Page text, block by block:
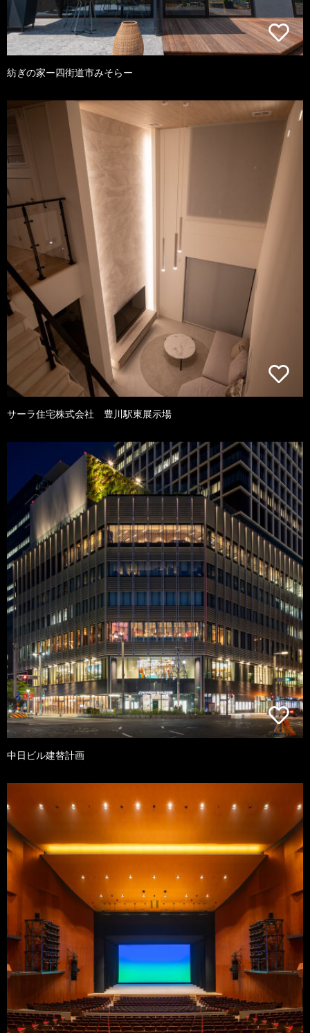
紡ぎの家ー四街道市みそらー
サーラ住宅株式会社 豊川駅東展示場
中日ビル建替計画